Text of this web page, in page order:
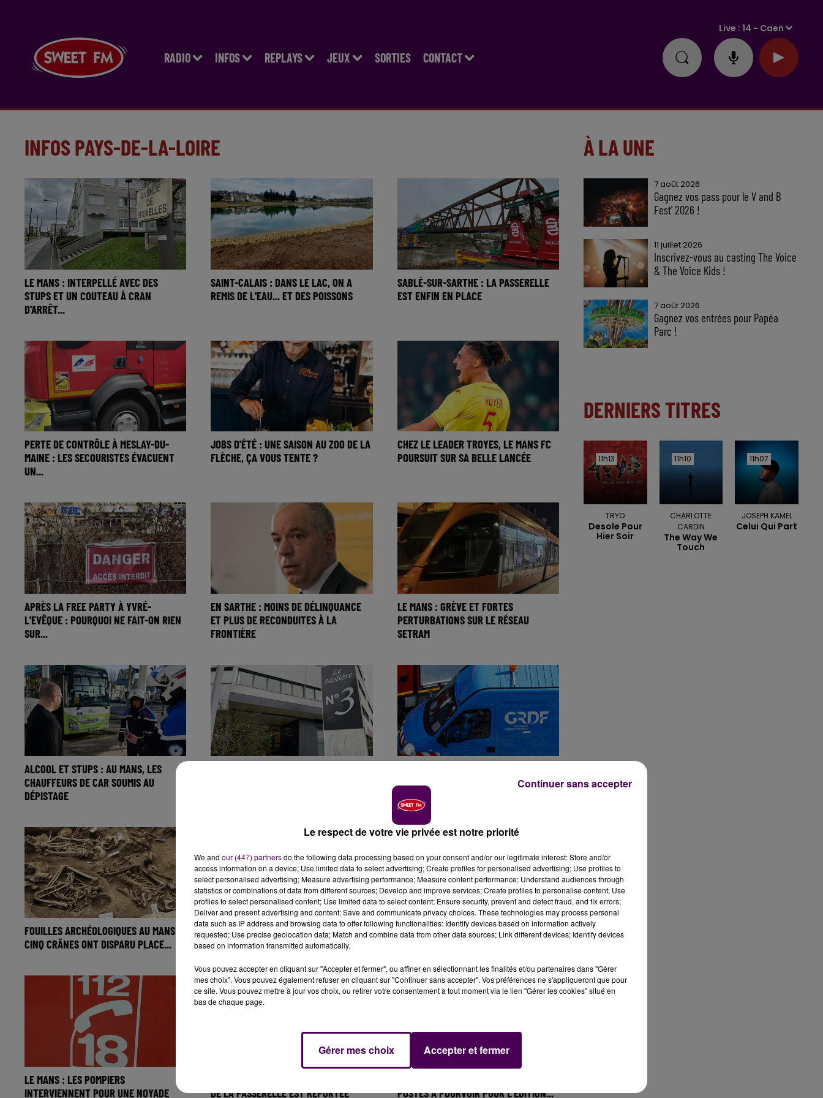
RADIO INFOS REPLAYS JEUX SORTIES CONTACT
Live :14 - Caen
INFOS PAYS-DE-LA-LOIRE
LE MANS : INTERPELLÉ AVEC DES
STUPS ET UN COUTEAU À CRAN
D'ARRÊT...
SAINT-CALAIS : DANS LE LAC, ON A
REMIS DE L'EAU... ET DES POISSONS
SABLÉ-SUR-SARTHE : LA PASSERELLE
EST ENFIN EN PLACE
PERTE DE CONTRÔLE À MESLAY-DU-
MAINE : LES SECOURISTES ÉVACUENT
UN...
JOBS D'ÉTÉ : UNE SAISON AU ZOO DE LA
FLÈCHE, ÇA VOUS TENTE ?
CHEZ LE LEADER TROYES, LE MANS FC
POURSUIT SUR SA BELLE LANCÉE
APRÈS LA FREE PARTY À YVRÉ-
L'EVÊQUE : POURQUOI NE FAIT-ON RIEN
SUR...
EN SARTHE : MOINS DE DÉLINQUANCE
ET PLUS DE RECONDUITES À LA
FRONTIÈRE
LE MANS : GRÈVE ET FORTES
PERTURBATIONS SUR LE RÉSEAU
SETRAM
ALCOOL ET STUPS : AU MANS, LES
CHAUFFEURS DE CAR SOUMIS AU
DÉPISTAGE
UNE VINGTAINE DE PERSONNES
ÉVACUÉE
FOUILLES ARCHÉOLOGIQUES AU MANS :
CINQ CRÂNES ONT DISPARU PLACE...
AU MANS, LE MUSÉE DES 24 HEURES
S’OUVRE À LA FORMULE 1 ET AU RALLYE
A CHÂTEAU-GONTIER, 140 CANDIDATS
LE MANS : LES POMPIERS
INTERVIENNENT POUR UNE NOYADE
DE LA PASSERELLE EST REPORTÉE
POSTES À POURVOIR POUR L'ÉDITION...
À LA UNE
7 août 2026
Gagnez vos pass pour le V and B
Fest' 2026 !
11 juillet 2026
Inscrivez-vous au casting The Voice
& The Voice Kids !
7 août 2026
Gagnez vos entrées pour Papéa
Parc !
DERNIERS TITRES
11h13
11h13
TRYO
Desole Pour
Hier Soir
11h10
11h10
CHARLOTTE
CARDIN
The Way We
Touch
11h07
11h07
JOSEPH KAMEL
Celui Qui Part
Le respect de votre vie privée est notre priorité
We and our (447) partnersdo the following data processing based on your consent and/or our legitimate interest: Store and/or
access information on a device; Use limited data to select advertising; Create profiles for personalised advertising; Use profiles to
select personalised advertising; Measure advertising performance; Measure content performance; Understand audiences through
statistics or combinations of data from different sources; Develop and improve services; Create profiles to personalise content; Use
profiles to select personalised content; Use limited data to select content; Ensure security, prevent and detect fraud, and fix errors;
Deliver and present advertising and content; Save and communicate privacy choices. These technologies may process personal
data such as IP address and browsing data to offer following functionalities: Identify devices based on information actively
requested; Use precise geolocation data; Match and combine data from other data sources; Link different devices; Identify devices
based on information transmitted automatically.
Vous pouvez accepter en cliquant sur "Accepter et fermer", ou affiner en sélectionnant les finalités et/ou partenaires dans "Gérer
mes choix". Vous pouvez également refuser en cliquant sur "Continuer sans accepter". Vos préférences ne s'appliqueront que pour
ce site. Vous pouvez mettre à jour vos choix, ou retirer votre consentement à tout moment via le lien "Gérer les cookies" situé en
bas de chaque page.
Gérer mes choix Accepter et fermer
Continuer sans accepter